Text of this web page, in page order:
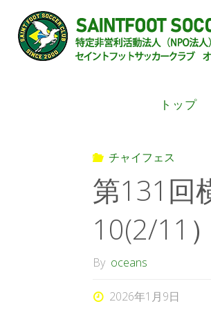
トップ
チャイフェス
第131回
10(2/11）
By oceans
2026年1月9日